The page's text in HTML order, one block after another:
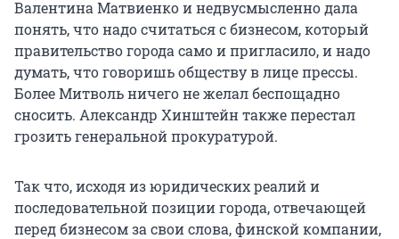
Валентина Матвиенко и недвусмысленно дала
понять, что надо считаться с бизнесом, который
правительство города само и пригласило, и надо
думать, что говоришь обществу в лице прессы.
Более Митволь ничего не желал беспощадно
сносить. Александр Хинштейн также перестал
грозить генеральной прокуратурой.
Так что, исходя из юридических реалий и
последовательной позиции города, отвечающей
перед бизнесом за свои слова, финской компании,